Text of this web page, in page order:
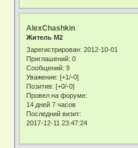
AlexChashkin
Житель М2
Зарегистрирован: 2012-10-01
Приглашений: 0
Сообщений: 9
Уважение: [+1/-0]
Позитив: [+0/-0]
Провел на форуме:
14 дней 7 часов
Последний визит:
2017-12-11 23:47:24